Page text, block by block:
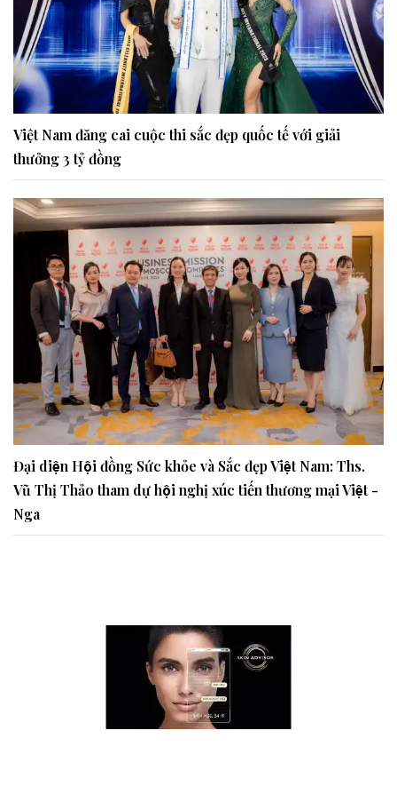
Việt Nam đăng cai cuộc thi sắc đẹp quốc tế với giải
thưởng 3 tỷ đồng
Đại diện Hội đồng Sức khỏe và Sắc đẹp Việt Nam: Ths.
Vũ Thị Thảo tham dự hội nghị xúc tiến thương mại Việt -
Nga